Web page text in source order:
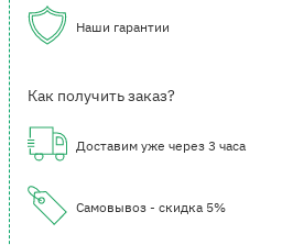
Наши гарантии
Как получить заказ?
Доставим уже через 3 часа
Самовывоз - скидка 5%